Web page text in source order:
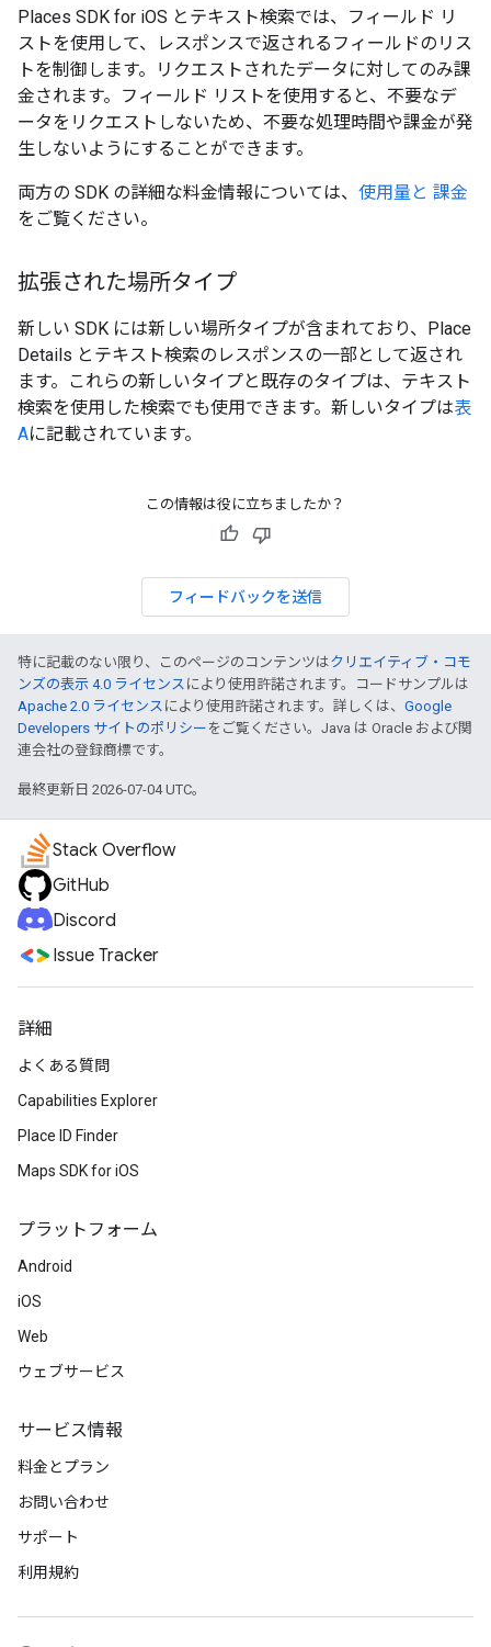
Places SDK for iOS とテキスト検索では、フィールド リ
ストを使用して、レスポンスで返されるフィールドのリス
トを制御します。リクエストされたデータに対してのみ課
金されます。フィールド リストを使用すると、不要なデ
ータをリクエストしないため、不要な処理時間や課金が発
生しないようにすることができます。
両方の SDK の詳細な料金情報については、 使用量と 課金
をご覧ください。
拡張された場所タイプ
新しい SDK には新しい場所タイプが含まれており、Place
Details とテキスト検索のレスポンスの一部として返され
ます。これらの新しいタイプと既存のタイプは、テキスト
検索を使用した検索でも使用できます。新しいタイプは表
Aに記載されています。
この情報は役に立ちましたか？
フィードバックを送信
特に記載のない限り、このページのコンテンツはクリエイティブ・コモ
ンズの表示 4.0 ライセンス により使用許諾されます。コードサンプルは
Apache 2.0 ライセンス により使用許諾されます。詳しくは、 Google
Developers サイトのポリシー をご覧ください。Java は Oracle および関
連会社の登録商標です。
最終更新日 2026-07-04 UTC。
Stack Overflow
GitHub
Discord
Issue Tracker
詳細
よくある質問
Capabilities Explorer
Place ID Finder
Maps SDK for iOS
プラットフォーム
Android
iOS
Web
ウェブサービス
サービス情報
料金とプラン
お問い合わせ
サポート
利用規約